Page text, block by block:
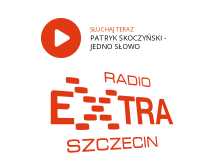
SŁUCHAJ TERAZ
PATRYK SKOCZYŃSKI -
JEDNO SŁOWO